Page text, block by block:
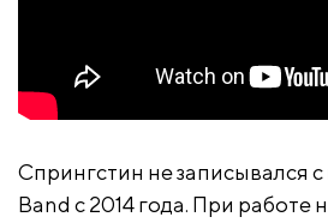
Спрингстин не записывался
Band с 2014 года. При работе